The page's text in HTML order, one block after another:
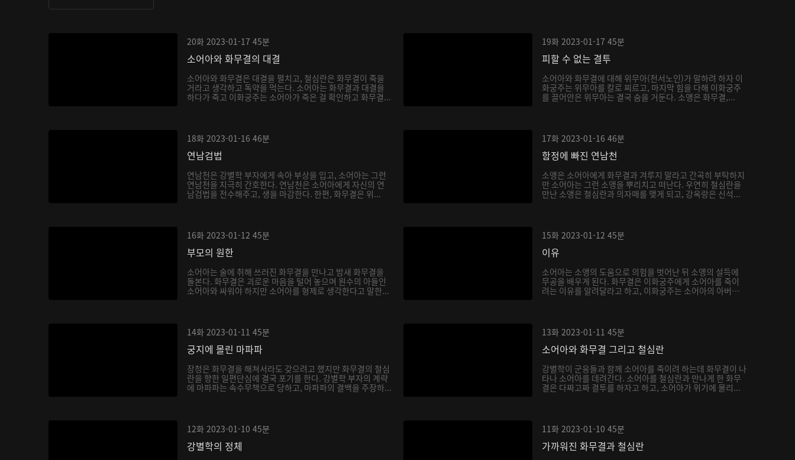
20화 2023-01-17 45분
소어아와 화무결의 대결
소어아와 화무결은 대결을 펼치고, 철심란은 화무결이 죽을
거라고 생각하고 독약을 먹는다. 소어아는 화무결과 대결을
하다가 죽고 이화궁주는 소어아가 죽은 걸 확인하고 화무결...
19화 2023-01-17 45분
피할 수 없는 결투
소어아와 화무결에 대해 위무아(천서노인)가 말하려 하자 이
화궁주는 위무아를 칼로 찌르고, 마지막 힘을 다해 이화궁주
를 끌어안은 위무아는 결국 숨을 거둔다. 소앵은 화무결,...
18화 2023-01-16 46분
연남검법
연남천은 강별학 부자에게 속아 부상을 입고, 소어아는 그런
연남천을 지극히 간호한다. 연남천은 소어아에게 자신의 연
남검법을 전수해주고, 생을 마감한다. 한편, 화무결은 위...
17화 2023-01-16 46분
함정에 빠진 연남천
소앵은 소어아에게 화무결과 겨루지 말라고 간곡히 부탁하지
만 소어아는 그런 소앵을 뿌리치고 떠난다. 우연히 철심란을
만난 소앵은 철심란과 의자매를 맺게 되고, 강옥랑은 신석...
16화 2023-01-12 45분
부모의 원한
소어아는 술에 취해 쓰러진 화무결을 만나고 밤새 화무결을
돌본다. 화무결은 괴로운 마음을 털어 놓으며 원수의 아들인
소어아와 싸워야 하지만 소어아를 형제로 생각한다고 말한...
15화 2023-01-12 45분
이유
소어아는 소앵의 도움으로 의험을 벗어난 뒤 소앵의 설득에
무공을 배우게 된다. 화무결은 이화궁주에게 소어아를 죽이
려는 이유를 알려달라고 하고, 이화궁주는 소어아의 아버지
14화 2023-01-11 45분
궁지에 몰린 마파파
장청은 화무결을 해쳐서라도 갖으려고 했지만 화무결의 철심
란을 향한 일편단심에 결국 포기를 한다. 강별학 부자의 계략
에 마파파는 속수무책으로 당하고, 마파파의 결백을 주장하...
13화 2023-01-11 45분
소어아와 화무결 그리고 철심란
강별학이 군웅들과 함께 소어아를 죽이려 하는데 화무결이 나
타나 소어아를 데려간다. 소어아를 철심란과 만나게 한 화무
결은 다짜고짜 결투를 하자고 하고, 소어아가 위기에 몰리...
12화 2023-01-10 45분
강별학의 정체
11화 2023-01-10 45분
가까워진 화무결과 철심란